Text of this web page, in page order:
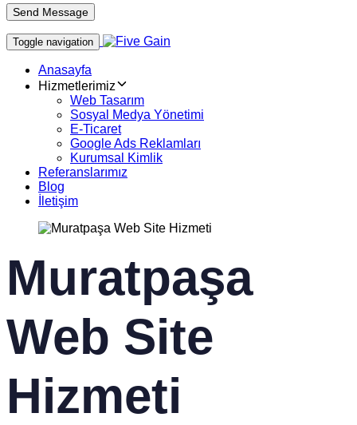
Toggle navigation
Anasayfa
Hizmetlerimiz
Web Tasarım
Sosyal Medya Yönetimi
E-Ticaret
Google Ads Reklamları
Kurumsal Kimlik
Referanslarımız
Blog
İletişim
Muratpaşa
Web Site
Hizmeti